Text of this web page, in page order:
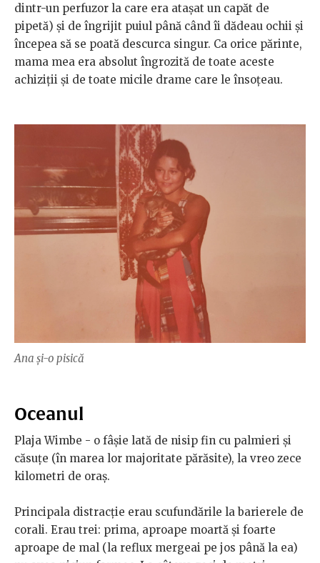
dintr-un perfuzor la care era ataşat un capăt de
pipetă) şi de îngrijit puiul până când îi dădeau ochii şi
începea să se poată descurca singur. Ca orice părinte,
mama mea era absolut îngrozită de toate aceste
achiziţii şi de toate micile drame care le însoţeau.
Ana și-o pisică
Oceanul
Plaja Wimbe - o fâşie lată de nisip fin cu palmieri şi
căsuţe (în marea lor majoritate părăsite), la vreo zece
kilometri de oraş.
Principala distracţie erau scufundările la barierele de
corali. Erau trei: prima, aproape moartă şi foarte
aproape de mal (la reflux mergeai pe jos până la ea)